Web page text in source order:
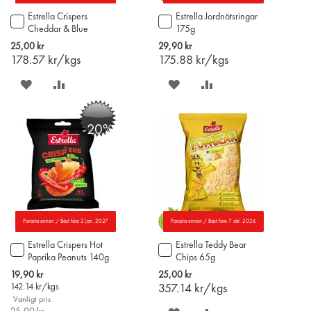
Estrella Crispers
Cheddar & Blue
Cheese peanuts 140g
25,00 kr
178.57 kr/kgs
Lägg
till
i
varukorgen
SPARA
ÖNSKELISTAN
JÄMFÖR
Estrella Jordnötsringar
175g
29,90 kr
175.88 kr/kgs
Lägg
till
i
varukorgen
SPARA
ÖNSKELISTAN
JÄMFÖR
-20%
Parasta ennen / Bäst före 2 jan. 2027
Estrella Crispers Hot
Paprika Peanuts 140g
Special
Price
19,90 kr
142.14 kr/kgs
Vanligt pris
Lägg
till
i
varukorgen
Parasta ennen / Bäst före 7 okt. 2026
Estrella Teddy Bear
Chips 65g
25,00 kr
357.14 kr/kgs
Lägg
till
i
varukorgen